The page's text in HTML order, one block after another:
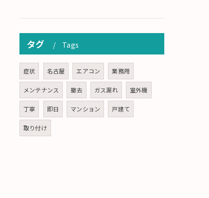
タグ Tags
症状 名古屋 エアコン 業務用
メンテナンス 撤去 ガス漏れ 室外機
丁寧 即日 マンション 戸建て
取り付け